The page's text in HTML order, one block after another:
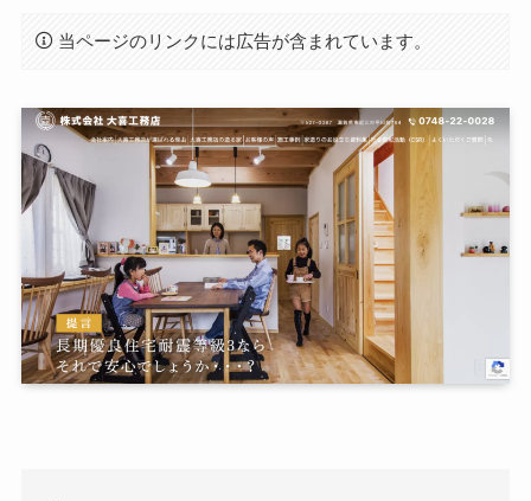
当ページのリンクには広告が含まれています。